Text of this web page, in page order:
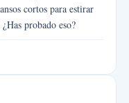
cortos para estirar
probado eso?